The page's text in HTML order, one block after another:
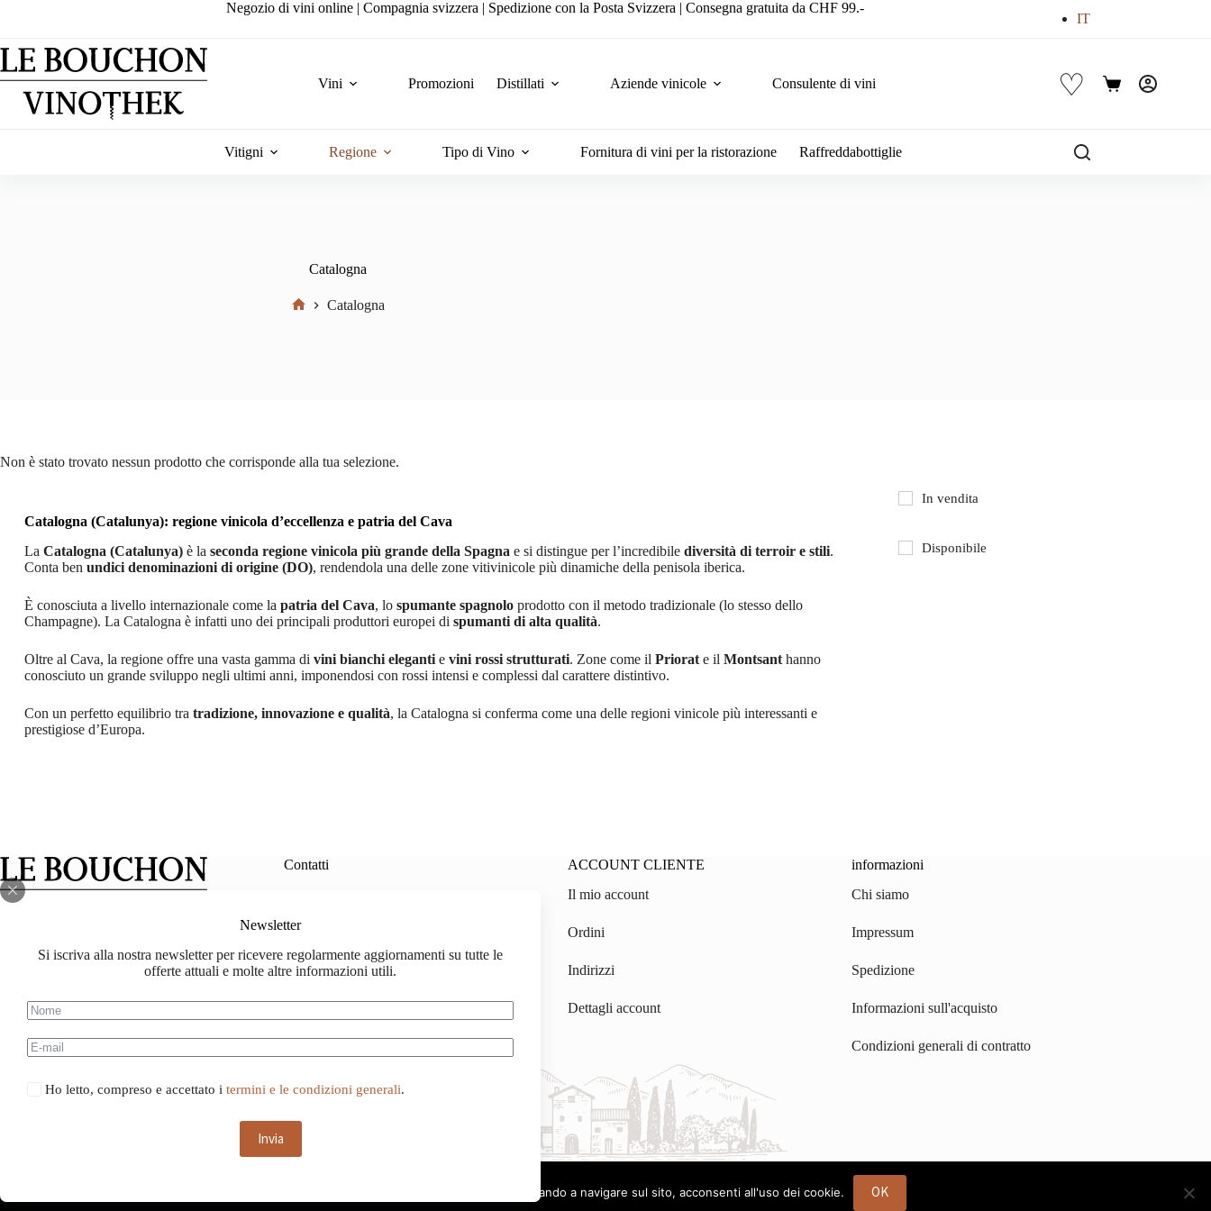
Newsletter
Si iscriva alla nostra newsletter per ricevere regolarmente aggiornamenti su tutte le
offerte attuali e molte altre informazioni utili.
Ho letto, compreso e accettato i termini e le condizioni generali.
Invia
Negozio di vini online | Compagnia svizzera | Spedizione con la Posta Svizzera | Consegna gratuita da CHF 99.-
IT
Vini Promozioni Distillati Aziende vinicole Consulente di vini ♡ Carrello
Vitigni Regione Tipo di Vino Fornitura di vini per la ristorazione Raffreddabottiglie
Catalogna
Catalogna
Non è stato trovato nessun prodotto che corrisponde alla tua selezione.
Catalogna (Catalunya): regione vinicola d’eccellenza e patria del Cava
La Catalogna (Catalunya)è la seconda regione vinicola più grande della Spagna e si distingue per l’incredibile diversità di terroir e stili.
Conta ben undici denominazioni di origine (DO), rendendola una delle zone vitivinicole più dinamiche della penisola iberica.
È conosciuta a livello internazionale come la patria del Cava, lo spumante spagnoloprodotto con il metodo tradizionale (lo stesso dello
Champagne). La Catalogna è infatti uno dei principali produttori europei di spumanti di alta qualità.
Oltre al Cava, la regione offre una vasta gamma di vini bianchi elegantie vini rossi strutturati. Zone come il Priorate il Montsanthanno
conosciuto un grande sviluppo negli ultimi anni, imponendosi con rossi intensi e complessi dal carattere distintivo.
Con un perfetto equilibrio tra tradizione, innovazione e qualità, la Catalogna si conferma come una delle regioni vinicole più interessanti e
prestigiose d’Europa.
In vendita
Disponibile
Facebook
Instagram
Contatti
lebouchon.ch@gmail.com
ACCOUNT CLIENTE
Il mio account
Ordini
Indirizzi
Dettagli account
informazioni
Chi siamo
Impressum
Spedizione
Informazioni sull'acquisto
Condizioni generali di contratto
Italiano
Questo sito web utilizza i cookie. Continuando a navigare sul sito, acconsenti all'uso dei cookie. OK